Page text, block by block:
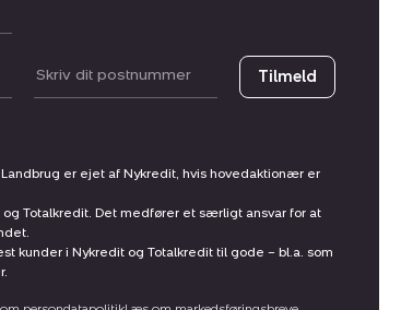
Postnummer Tilmeld
er ejet af Nykredit, hvis hovedaktionær er
Totalkredit. Det medfører et særligt ansvar for at
kunder i Nykredit og Totalkredit til gode – bl.a. som